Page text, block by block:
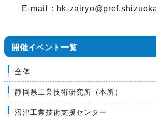
E-mail：hk-
開催イベント一覧
全体
静岡県工業技術研究所（本所）
沼津工業技術支援センター